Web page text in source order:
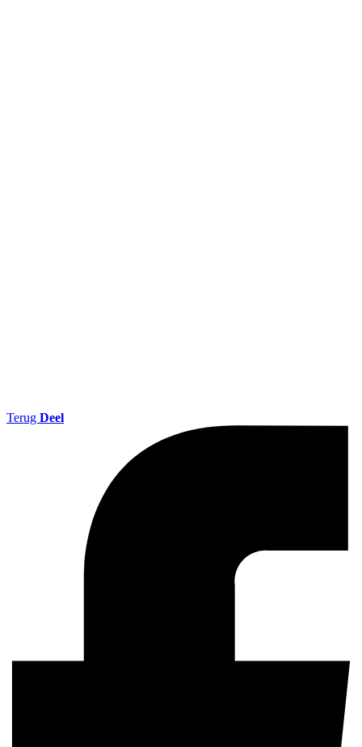
Terug Deel